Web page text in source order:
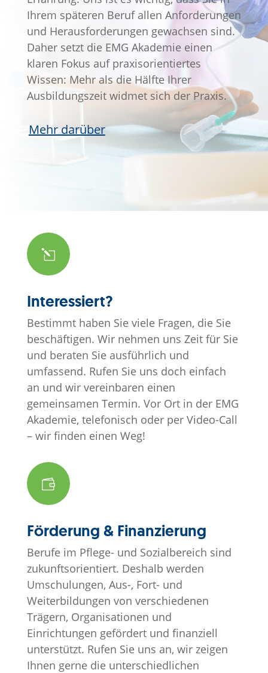
Ihrem späteren Beruf allen Anforderungen
und Herausforderungen gewachsen sind.
Daher setzt die EMG Akademie einen
klaren Fokus auf praxisorientiertes
Wissen: Mehr als die Hälfte Ihrer
Ausbildungszeit widmet sich der Praxis.
Mehr darüber
l
Interessiert?
Bestimmt haben Sie viele Fragen, die Sie
beschäftigen. Wir nehmen uns Zeit für Sie
und beraten Sie ausführlich und
umfassend. Rufen Sie uns doch einfach
an und wir vereinbaren einen
gemeinsamen Termin. Vor Ort in der EMG
Akademie, telefonisch oder per Video-Call
– wir finden einen Weg!

Förderung & Finanzierung
Berufe im Pflege- und Sozialbereich sind
zukunftsorientiert. Deshalb werden
Umschulungen, Aus-, Fort- und
Weiterbildungen von verschiedenen
Trägern, Organisationen und
Einrichtungen gefördert und finanziell
unterstützt. Rufen Sie uns an, wir zeigen
Ihnen gerne die unterschiedlichen